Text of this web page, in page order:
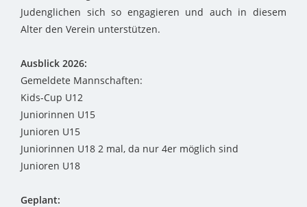
Judenglichen sich so engagieren und auch in diesem
Alter den Verein unterstützen.
Ausblick 2026:
Gemeldete Mannschaften:
Kids-Cup U12
Juniorinnen U15
Junioren U15
Juniorinnen U18 2 mal, da nur 4er möglich sind
Junioren U18
Geplant: